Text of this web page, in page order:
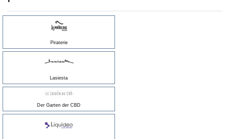
Piraterie
Lasiesta
Der Garten der CBD